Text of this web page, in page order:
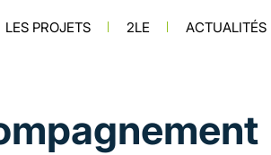
principale
LES PROJETS 2LE ACTUALITÉS